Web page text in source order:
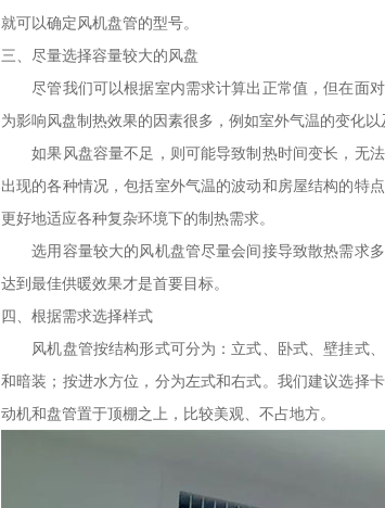
就可以确定风机盘管的型号。
三、尽量选择容量较大的风盘
尽管我们可以根据室内需求计算出正常值，但在面对
为影响风盘制热效果的因素很多，例如室外气温的变化以
如果风盘容量不足，则可能导致制热时间变长，无法
出现的各种情况，包括室外气温的波动和房屋结构的特
更好地适应各种复杂环境下的制热需求。
选用容量较大的风机盘管尽量会间接导致散热需求多
达到最佳供暖效果才是首要目标。
四、根据需求选择样式
风机盘管按结构形式可分为：立式、卧式、壁挂式、
和暗装；按进水方位，分为左式和右式。我们建议选择
动机和盘管置于顶棚之上，比较美观、不占地方。